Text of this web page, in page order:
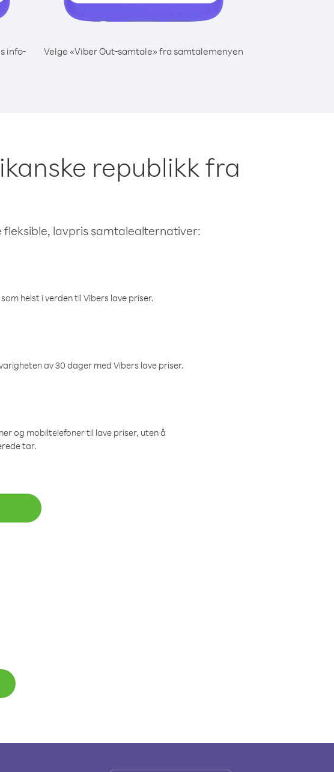
info-
Velge «Viber Out-samtale» fra samtalemenyen
republikk fra
lavpris samtalealternativer:
helst i verden til Vibers lave priser.
av 30 dager med Vibers lave priser.
og mobiltelefoner til lave priser, uten å
tar.